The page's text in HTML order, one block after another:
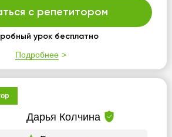
с репетитором
урок бесплатно
Подробнее
Дарья Колчина